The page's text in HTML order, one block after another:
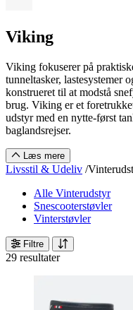
Viking
Viking fokuserer på
tunneltasker, lastesystemer
konstrueret til at modstå
brug. Viking er et
udstyr med en nytte-først
baglandsrejser.
Læs mere
Livsstil & Udeliv /
Alle Vinterudstyr
Snescooterstøvler
Vinterstøvler
Filtre
29 resultater